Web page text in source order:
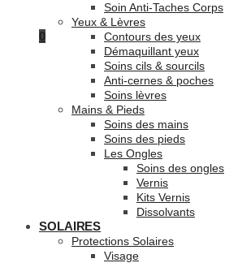
0
Soin Anti-Taches Corps
Yeux & Lèvres
Contours des yeux
Démaquillant yeux
Soins cils & sourcils
Anti-cernes & poches
Soins lèvres
Mains & Pieds
Soins des mains
Soins des pieds
Les Ongles
Soins des ongles
Vernis
Kits Vernis
Dissolvants
SOLAIRES
Protections Solaires
Visage